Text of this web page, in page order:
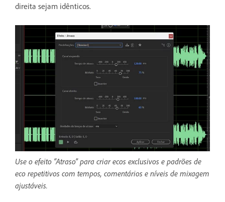
direita sejam idênticos.
Use o efeito “Atraso” para criar ecos exclusivos e padrões de
eco repetitivos com tempos, comentários e níveis de mixagem
ajustáveis.